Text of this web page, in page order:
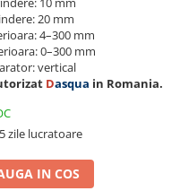
20 mm
4–300 mm
0–300 mm
vertical
Dasqua in Romania.
zile lucratoare
IN COS